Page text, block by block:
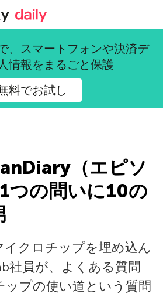
カスペルスキー公式ブログ
、スマートフォンや決済デ
情報をまるごと保護
料でお試し
（エピソ
つの問いに10の
イクロチップを埋め込ん
社員が、よくある質問
ップの使い道という質問